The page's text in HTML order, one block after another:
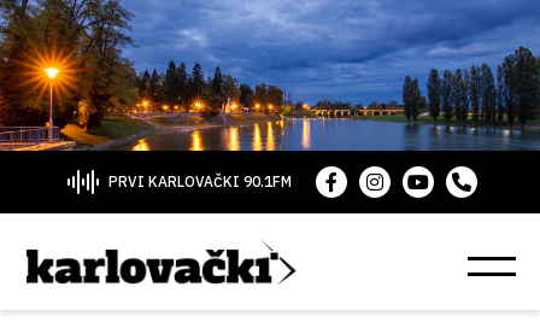
PRVI KARLOVAČKI 90.1FM